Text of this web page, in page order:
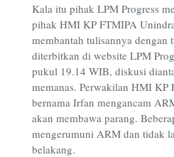
Kala itu pihak LPM Progress
pihak HMI KP FTMIPA
membantah tulisannya dengan
diterbitkan di website LPM
pukul 19.14 WIB, diskusi
memanas. Perwakilan HMI KP
bernama Irfan mengancam
akan membawa parang.
mengerumuni ARM dan tidak
belakang.